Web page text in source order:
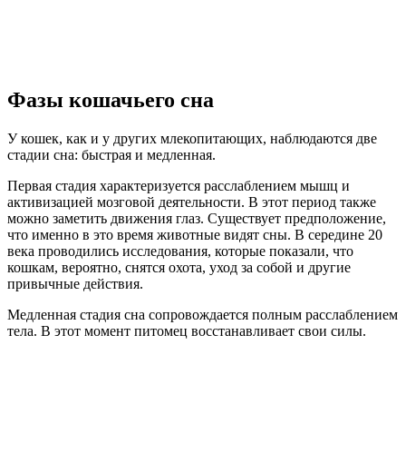
Фазы кошачьего сна
У кошек, как и у других млекопитающих, наблюдаются две
стадии сна: быстрая и медленная.
Первая стадия характеризуется расслаблением мышц и
активизацией мозговой деятельности. В этот период также
можно заметить движения глаз. Существует предположение,
что именно в это время животные видят сны. В середине 20
века проводились исследования, которые показали, что
кошкам, вероятно, снятся охота, уход за собой и другие
привычные действия.
Медленная стадия сна сопровождается полным расслаблением
тела. В этот момент питомец восстанавливает свои силы.